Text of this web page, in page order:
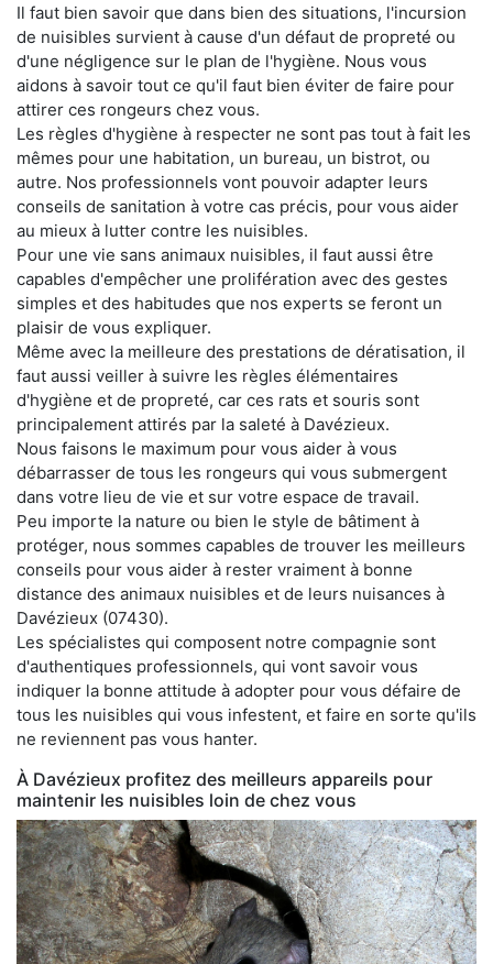
Il faut bien savoir que dans bien des situations, l'incursion
de nuisibles survient à cause d'un défaut de propreté ou
d'une négligence sur le plan de l'hygiène. Nous vous
aidons à savoir tout ce qu'il faut bien éviter de faire pour
attirer ces rongeurs chez vous.
Les règles d'hygiène à respecter ne sont pas tout à fait les
mêmes pour une habitation, un bureau, un bistrot, ou
autre. Nos professionnels vont pouvoir adapter leurs
conseils de sanitation à votre cas précis, pour vous aider
au mieux à lutter contre les nuisibles.
Pour une vie sans animaux nuisibles, il faut aussi être
capables d'empêcher une prolifération avec des gestes
simples et des habitudes que nos experts se feront un
plaisir de vous expliquer.
Même avec la meilleure des prestations de dératisation, il
faut aussi veiller à suivre les règles élémentaires
d'hygiène et de propreté, car ces rats et souris sont
principalement attirés par la saleté à Davézieux.
Nous faisons le maximum pour vous aider à vous
débarrasser de tous les rongeurs qui vous submergent
dans votre lieu de vie et sur votre espace de travail.
Peu importe la nature ou bien le style de bâtiment à
protéger, nous sommes capables de trouver les meilleurs
conseils pour vous aider à rester vraiment à bonne
distance des animaux nuisibles et de leurs nuisances à
Davézieux (07430).
Les spécialistes qui composent notre compagnie sont
d'authentiques professionnels, qui vont savoir vous
indiquer la bonne attitude à adopter pour vous défaire de
tous les nuisibles qui vous infestent, et faire en sorte qu'ils
ne reviennent pas vous hanter.
À Davézieux profitez des meilleurs appareils pour
maintenir les nuisibles loin de chez vous